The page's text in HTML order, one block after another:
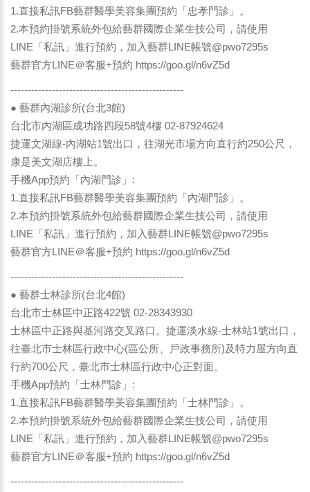
1.直接私訊FB藝群醫學美容集團預約「忠孝門診」。
2.本預約掛號系統外包給藝群國際企業生技公司，請使用
LINE「私訊」進行預約，加入藝群LINE帳號@pwo7295s
藝群官方LINE＠客服+預約 https://goo.gl/n6vZ5d
--------------------------------------------------
● 藝群內湖診所(台北3館)
台北市內湖區成功路四段58號4樓 02-87924624
捷運文湖線-內湖站1號出口，往湖光市場方向直行約250公尺，
康是美文湖店樓上。
手機App預約「內湖門診」:
1.直接私訊FB藝群醫學美容集團預約「內湖門診」。
2.本預約掛號系統外包給藝群國際企業生技公司，請使用
LINE「私訊」進行預約，加入藝群LINE帳號@pwo7295s
藝群官方LINE＠客服+預約 https://goo.gl/n6vZ5d
--------------------------------------------------
● 藝群士林診所(台北4館)
台北市士林區中正路422號 02-28343930
士林區中正路與基河路交叉路口。捷運淡水線-士林站1號出口，
往臺北市士林區行政中心(區公所、戶政事務所)及特力屋方向直
行約700公尺，臺北市士林區行政中心正對面。
手機App預約「士林門診」:
1.直接私訊FB藝群醫學美容集團預約「士林門診」。
2.本預約掛號系統外包給藝群國際企業生技公司，請使用
LINE「私訊」進行預約，加入藝群LINE帳號@pwo7295s
藝群官方LINE＠客服+預約 https://goo.gl/n6vZ5d
--------------------------------------------------